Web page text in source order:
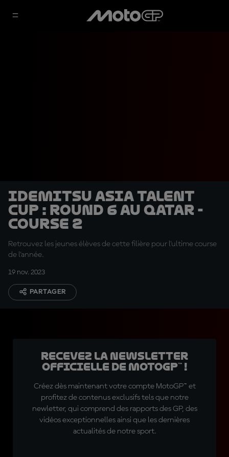
Idemitsu Asia Talent
Cup : Round 6 au Qatar -
Course 2
Retrouvez les jeunes élèves de cette filière pour l'ultime course
de l'année.
19 nov. 2023
PARTAGER
Recevez la Newsletter
officielle de MotoGP™ !
Créez dès maintenant votre compte MotoGP™ et
profitez de contenus exclusifs tels que notre
newletter, qui comprend des rapports des GP, des
vidéos exceptionnelles ainsi que les dernières
actualités de notre sport.